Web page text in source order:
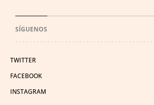
SÍGUENOS
TWITTER
FACEBOOK
INSTAGRAM